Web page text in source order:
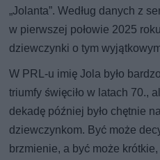
„Jolanta”. Według danych z
w pierwszej połowie 2025
dziewczynki o tym
W PRL-u imię Jola było
triumfy święciło w latach 70.,
dekadę później było chętnie
dziewczynkom. Być może
brzmienie, a być może